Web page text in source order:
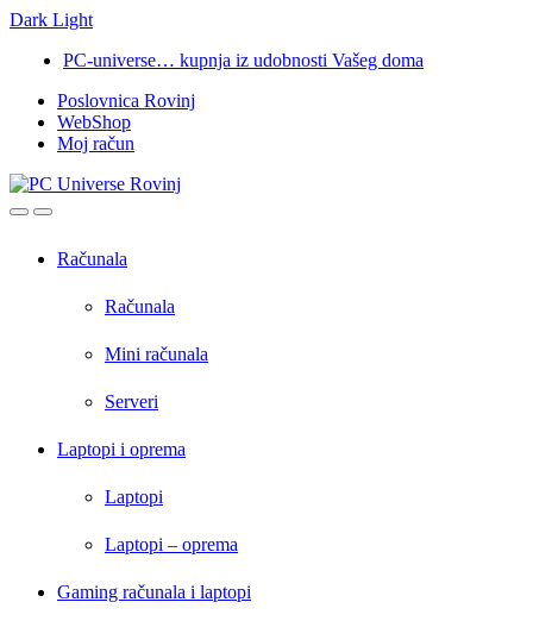
Dark Light
navigation
content
PC-universe… kupnja iz udobnosti Vašeg doma
Poslovnica Rovinj
WebShop
Moj račun
OpenClose
Računala
Računala
Mini računala
Serveri
Laptopi i oprema
Laptopi
Laptopi – oprema
Gaming računala i laptopi